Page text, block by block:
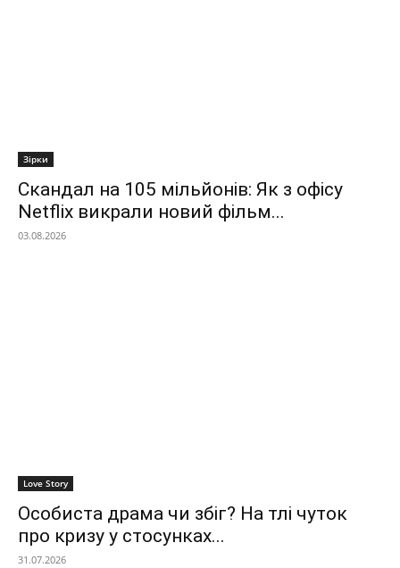
Зірки
Скандал на 105 мільйонів: Як з офісу
Netflix викрали новий фільм...
03.08.2026
Love Story
Особиста драма чи збіг? На тлі чуток
про кризу у стосунках...
31.07.2026